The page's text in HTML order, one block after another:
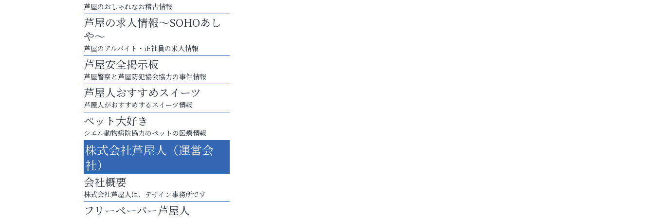
猫背･側弯、背骨の歪みを
整えませんか？
芦屋インターナショナルスク
ール
芦屋のおしゃれなお稽古情報
芦屋の求人情報～SOHOあし
や～
芦屋のアルバイト・正社員の求人情報
芦屋安全掲示板
芦屋警察と芦屋防犯協会協力の事件情報
芦屋人おすすめスイーツ
芦屋人がおすすめするスイーツ情報
ペット大好き
シエル動物病院協力のペットの医療情報
株式会社芦屋人（運営会
社）
会社概要
株式会社芦屋人は、デザイン事務所です
フリーペーパー芦屋人